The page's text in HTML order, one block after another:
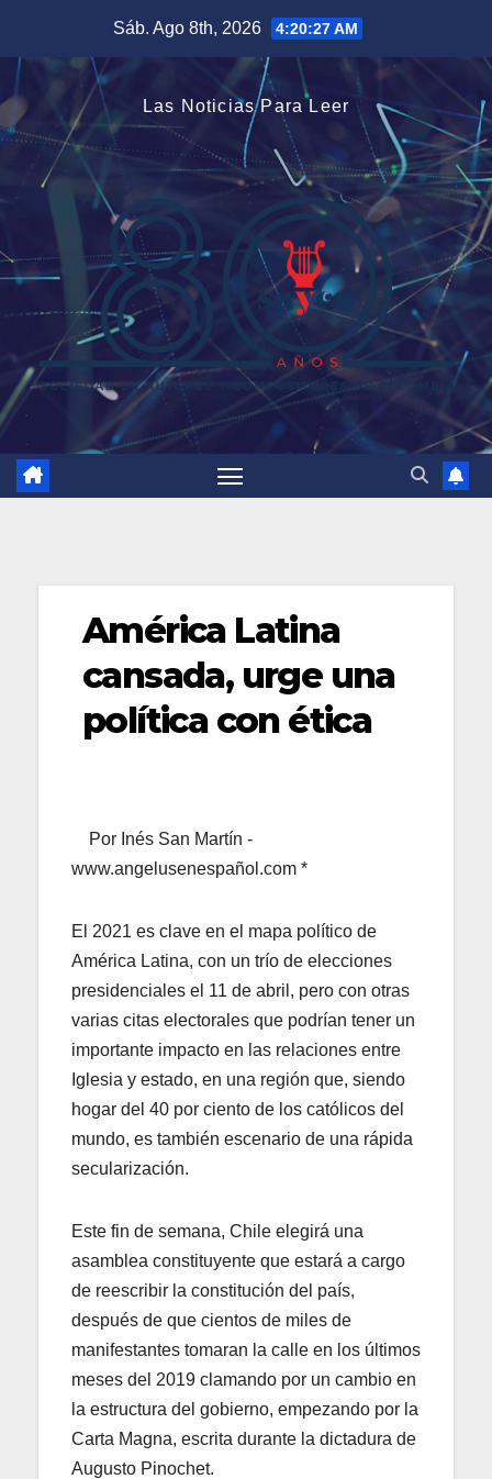
contenido
Sáb. Ago 8th, 2026 4:20:28 AM
Las Noticias Para Leer
América Latina
cansada, urge una
política con ética
Por Inés San Martín -
www.angelusenespañol.com *
El 2021 es clave en el mapa político de
América Latina, con un trío de elecciones
presidenciales el 11 de abril, pero con otras
varias citas electorales que podrían tener un
importante impacto en las relaciones entre
Iglesia y estado, en una región que, siendo
hogar del 40 por ciento de los católicos del
mundo, es también escenario de una rápida
secularización.
Este fin de semana, Chile elegirá una
asamblea constituyente que estará a cargo
de reescribir la constitución del país,
después de que cientos de miles de
manifestantes tomaran la calle en los últimos
meses del 2019 clamando por un cambio en
la estructura del gobierno, empezando por la
Carta Magna, escrita durante la dictadura de
Augusto Pinochet.